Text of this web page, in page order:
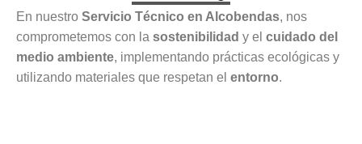
En nuestro Servicio Técnico en Alcobendas, nos
comprometemos con la sostenibilidad y el cuidado del
medio ambiente, implementando prácticas ecológicas y
utilizando materiales que respetan el entorno.